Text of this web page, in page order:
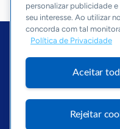
personalizar publicidade
seu interesse. Ao utilizar
concorda com tal
Política de Privacidade
Aceitar
Rejeitar